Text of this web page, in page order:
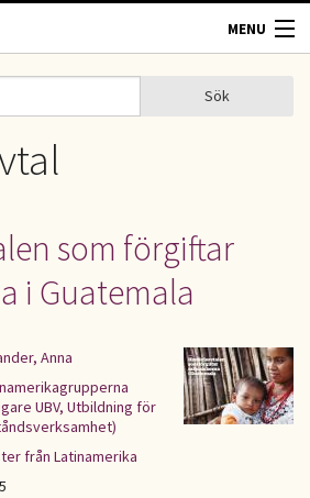
MENU
Sök
som förgiftar
i Guatemala
Anna
UBV, Utbildning för
från Latinamerika